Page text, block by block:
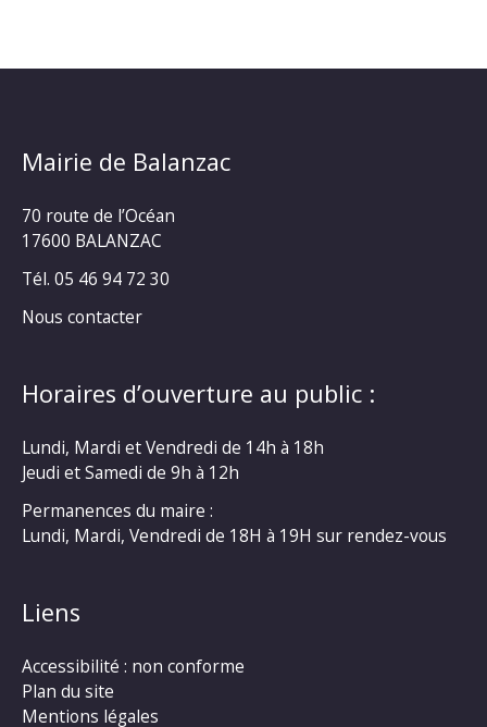
Mairie de Balanzac
70 route de l’Océan
17600 BALANZAC
Tél. 05 46 94 72 30
Nous contacter
Horaires d’ouverture au public :
Lundi, Mardi et Vendredi de 14h à 18h
Jeudi et Samedi de 9h à 12h
Permanences du maire :
Lundi, Mardi, Vendredi de 18H à 19H sur rendez-vous
Liens
Accessibilité : non conforme
Plan du site
Mentions légales